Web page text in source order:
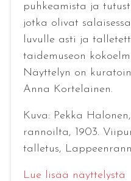
puhkeamista ja
jotka olivat
luvulle asti ja
taidemuseon
Näyttelyn on
Anna Kortelainen.
Kuva: Pekka
rannoilta, 1903.
talletus,
Lue lisää näyttelystä